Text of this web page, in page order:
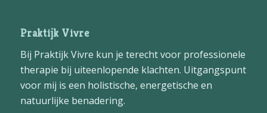
Praktijk Vivre
Bij Praktijk Vivre kun je terecht voor professionele
therapie bij uiteenlopende klachten. Uitgangspunt
voor mij is een holistische, energetische en
natuurlijke benadering.